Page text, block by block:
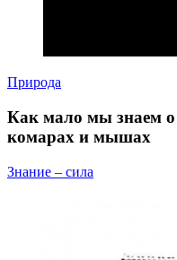
Природа
Как мало мы знаем
комарах и мышах
Знание – сила